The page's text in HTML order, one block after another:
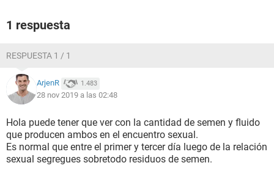
1 respuesta
RESPUESTA 1 / 1
ArjenR 1.483
28 nov 2019 a las 02:48
Hola puede tener que ver con la cantidad de semen y fluido
que producen ambos en el encuentro sexual.
Es normal que entre el primer y tercer día luego de la relación
sexual segregues sobretodo residuos de semen.